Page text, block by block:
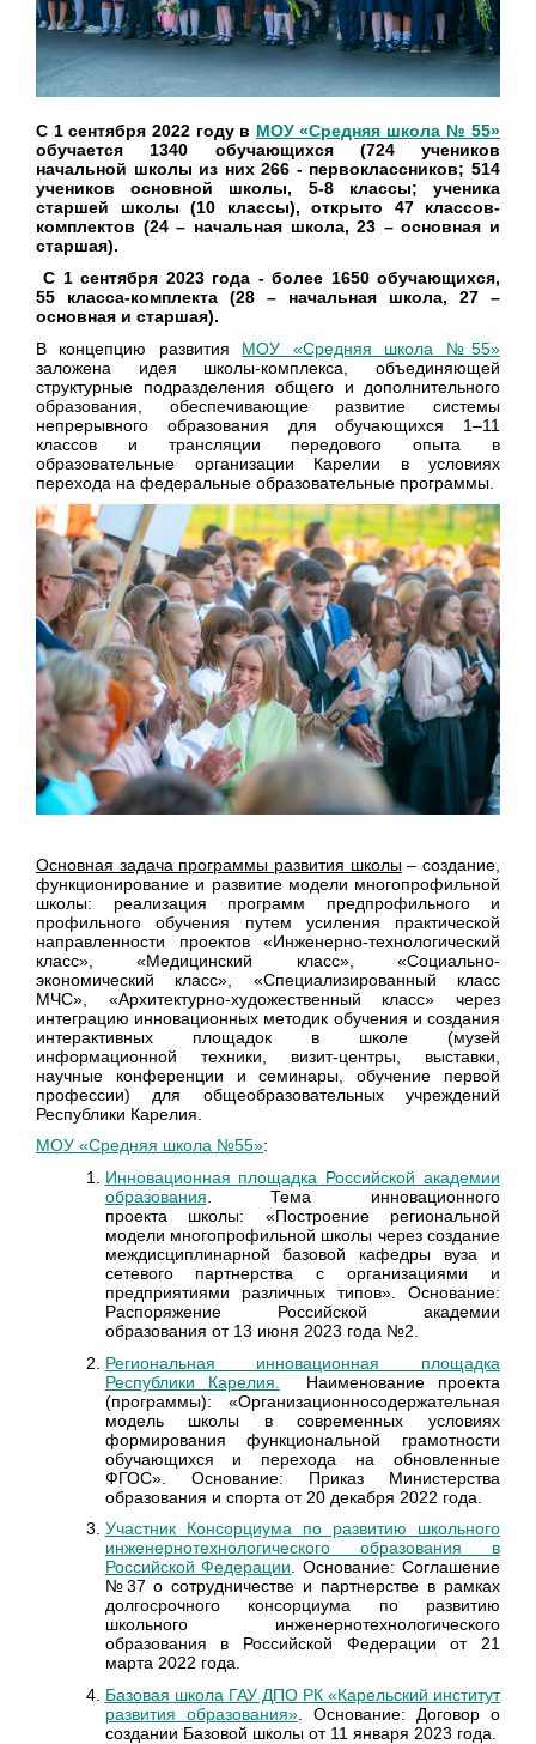
С 1 сентября 2022 году в МОУ «Средняя школа № 55»
обучается 1340 обучающихся (724 учеников
начальной школы из них 266 - первоклассников; 514
учеников основной школы, 5-8 классы; ученика
старшей школы (10 классы), открыто 47 классов-
комплектов (24 – начальная школа, 23 – основная и
старшая).
С 1 сентября 2023 года - более 1650 обучающихся,
55 класса-комплекта (28 – начальная школа, 27 –
основная и старшая).
В концепцию развития МОУ «Средняя школа №55»
заложена идея школы-комплекса, объединяющей
структурные подразделения общего и дополнительного
образования, обеспечивающие развитие системы
непрерывного образования для обучающихся 1–11
классов и трансляции передового опыта в
образовательные организации Карелии в условиях
перехода на федеральные образовательные программы.
Основная задача программы развития школы– создание,
функционирование и развитие модели многопрофильной
школы: реализация программ предпрофильного и
профильного обучения путем усиления практической
направленности проектов «Инженерно-технологический
класс», «Медицинский класс», «Социально-
экономический класс», «Специализированный класс
МЧС», «Архитектурно-художественный класс» через
интеграцию инновационных методик обучения и создания
интерактивных площадок в школе (музей
информационной техники, визит-центры, выставки,
научные конференции и семинары, обучение первой
профессии) для общеобразовательных учреждений
Республики Карелия.
МОУ «Средняя школа №55»:
Инновационная площадка Российской академии
образования . Тема инновационного
проекта школы: «Построение региональной
модели многопрофильной школы через создание
междисциплинарной базовой кафедры вуза и
сетевого партнерства с организациями и
предприятиями различных типов». Основание:
Распоряжение Российской академии
образования от 13 июня 2023 года №2.
Региональная инновационная площадка
Республики Карелия.
Наименование проекта
(программы): «Организационносодержательная
модель школы в современных условиях
формирования функциональной грамотности
обучающихся и перехода на обновленные
ФГОС». Основание: Приказ Министерства
образования и спорта от 20 декабря 2022 года.
Участник Консорциума по развитию школьного
инженернотехнологического образования в
Российской Федерации. Основание: Соглашение
№37 о сотрудничестве и партнерстве в рамках
долгосрочного консорциума по развитию
школьного инженернотехнологического
образования в Российской Федерации от 21
марта 2022 года.
Базовая школа ГАУ ДПО РК «Карельский институт
развития образования». Основание: Договор о
создании Базовой школы от 11 января 2023 года.